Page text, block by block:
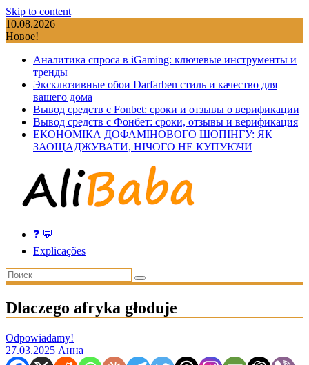
Skip to content
10.08.2026
Новое!
Аналитика спроса в iGaming: ключевые инструменты и
тренды
Эксклюзивные обои Darfarben стиль и качество для
вашего дома
Вывод средств с Fonbet: сроки и отзывы о верификации
Вывод средств с Фонбет: сроки, отзывы и верификация
ЕКОНОМІКА ДОФАМІНОВОГО ШОПІНГУ: ЯК
ЗАОЩАДЖУВАТИ, НІЧОГО НЕ КУПУЮЧИ
❓ 💬
Explicações
Dlaczego afryka głoduje
Odpowiadamy!
27.03.2025 Анна